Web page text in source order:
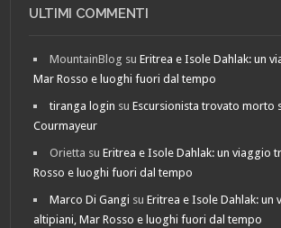
ULTIMI COMMENTI
MountainBlog suEritrea e Isole Dahlak: un
Mar Rosso e luoghi fuori dal tempo
tiranga login suEscursionista trovato morto
Courmayeur
Orietta suEritrea e Isole Dahlak: un viaggio
Rosso e luoghi fuori dal tempo
Marco Di Gangi suEritrea e Isole Dahlak: un
altipiani, Mar Rosso e luoghi fuori dal tempo